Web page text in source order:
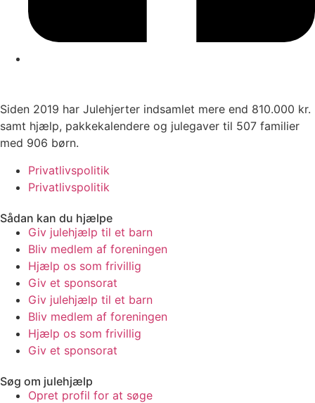
Siden 2019 har Julehjerter indsamlet mere end 810.000 kr.
samt hjælp, pakkekalendere og julegaver til 507 familier
med 906 børn.
Privatlivspolitik
Privatlivspolitik
Sådan kan du hjælpe
Giv julehjælp til et barn
Bliv medlem af foreningen
Hjælp os som frivillig
Giv et sponsorat
Giv julehjælp til et barn
Bliv medlem af foreningen
Hjælp os som frivillig
Giv et sponsorat
Søg om julehjælp
Opret profil for at søge